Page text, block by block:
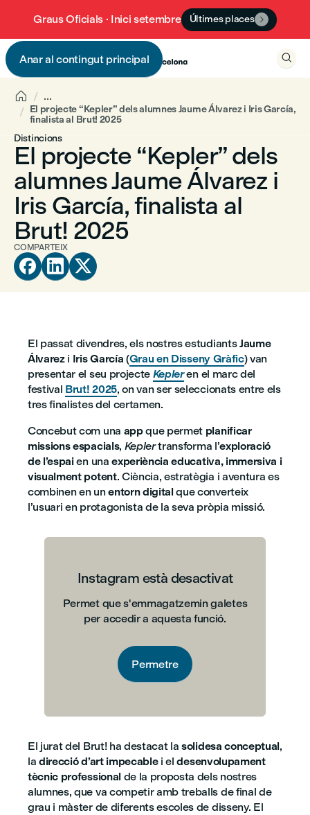
Graus Oficials · Inici setembre Últimes places 
Anar al contingut principal
 
 ...
El projecte “Kepler” dels alumnes Jaume Álvarez i Iris García,
finalista al Brut! 2025
Distincions
El projecte “Kepler” dels
alumnes Jaume Álvarez i
Iris García, finalista al
Brut! 2025
COMPARTEIX
  
El passat divendres, els nostres estudiantsJaume
Álvarezi Iris García (Grau en Disseny Gràfic) van
presentar el seu projecte Kepleren el marc del
festival Brut! 2025, on van ser seleccionats entre els
tres finalistes del certamen.
Concebut com una appque permet planificar
missions espacials, Keplertransforma l’exploració
de l’espaien unaexperiència educativa, immersiva i
visualment potent. Ciència, estratègia i aventura es
combinen en unentorn digitalque converteix
l’usuari en protagonista de la seva pròpia missió.
Instagram està desactivat
Permet que s'emmagatzemin galetes
per accedir a aquesta funció.
Permetre
El jurat del Brut! ha destacat lasolidesa conceptual,
ladirecció d’art impecablei eldesenvolupament
tècnic professionalde la proposta dels nostres
alumnes, que va competir amb treballs de final de
grau i màster de diferents escoles de disseny. El